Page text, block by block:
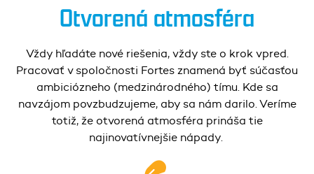
Otvorená atmosféra
Vždy hľadáte nové riešenia, vždy ste o krok vpred.
Pracovať v spoločnosti Fortes znamená byť súčasťou
ambiciózneho (medzinárodného) tímu. Kde sa
navzájom povzbudzujeme, aby sa nám darilo. Veríme
totiž, že otvorená atmosféra prináša tie
najinovatívnejšie nápady.